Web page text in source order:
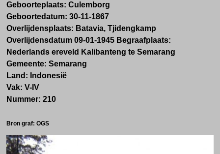
Geboorteplaats: Culemborg
Geboortedatum: 30-11-1867
Overlijdensplaats: Batavia, Tjidengkamp
Overlijdensdatum 09-01-1945 Begraafplaats:
Nederlands ereveld Kalibanteng te Semarang
Gemeente: Semarang
Land: Indonesië
Vak: V-IV
Nummer: 210
Bron graf: OGS